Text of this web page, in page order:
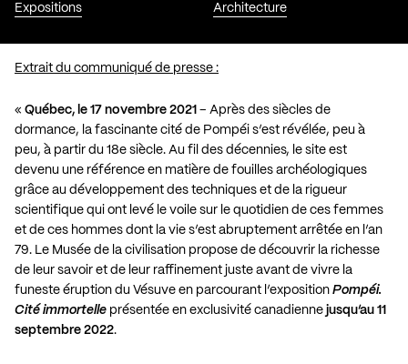
Expositions Architecture
Extrait du communiqué de presse :
« Québec, le 17 novembre 2021 – Après des siècles de
dormance, la fascinante cité de Pompéi s’est révélée, peu à
peu, à partir du 18e siècle. Au fil des décennies, le site est
devenu une référence en matière de fouilles archéologiques
grâce au développement des techniques et de la rigueur
scientifique qui ont levé le voile sur le quotidien de ces femmes
et de ces hommes dont la vie s’est abruptement arrêtée en l’an
79. Le Musée de la civilisation propose de découvrir la richesse
de leur savoir et de leur raffinement juste avant de vivre la
funeste éruption du Vésuve en parcourant l’exposition Pompéi.
Cité immortelle présentée en exclusivité canadienne jusqu’au 11
septembre 2022.